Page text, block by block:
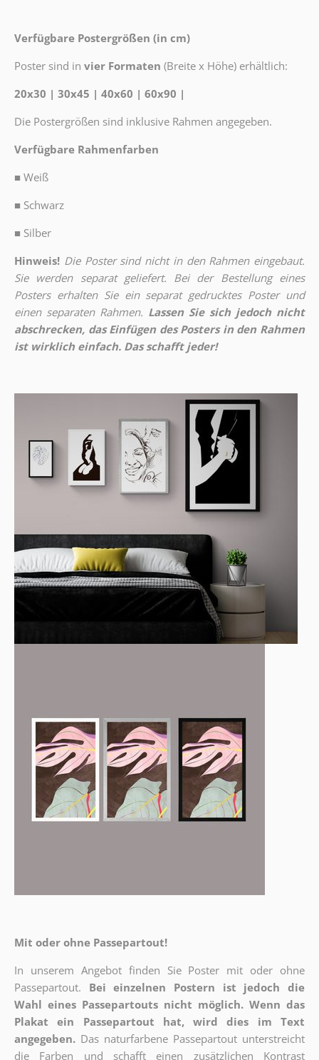
Verfügbare Postergrößen (in cm)
Poster sind in vier Formaten (Breite x Höhe) erhältlich:
20x30 | 30x45 | 40x60 | 60x90 |
Die Postergrößen sind inklusive Rahmen angegeben.
Verfügbare Rahmenfarben
■ Weiß
■ Schwarz
■ Silber
Hinweis! Die Poster sind nicht in den Rahmen eingebaut.
Sie werden separat geliefert. Bei der Bestellung eines
Posters erhalten Sie ein separat gedrucktes Poster und
einen separaten Rahmen. Lassen Sie sich jedoch nicht
abschrecken, das Einfügen des Posters in den Rahmen
ist wirklich einfach. Das schafft jeder!
Mit oder ohne Passepartout!
In unserem Angebot finden Sie Poster mit oder ohne
Passepartout.
Bei einzelnen Postern ist jedoch die
Wahl eines Passepartouts nicht möglich. Wenn das
Plakat ein Passepartout hat, wird dies im Text
angegeben. Das naturfarbene Passepartout unterstreicht
die Farben und schafft einen zusätzlichen Kontrast